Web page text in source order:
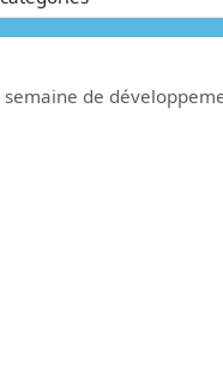
semaine de